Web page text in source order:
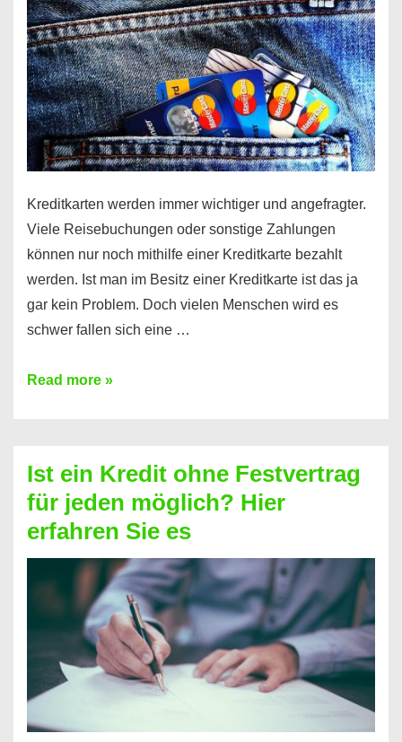
Kreditkarten werden immer wichtiger und angefragter.
Viele Reisebuchungen oder sonstige Zahlungen
können nur noch mithilfe einer Kreditkarte bezahlt
werden. Ist man im Besitz einer Kreditkarte ist das ja
gar kein Problem. Doch vielen Menschen wird es
schwer fallen sich eine …
Kreditkarte
Prepaid
ist
nicht
nur
für
Handy
möglich!
Read more »
Ist ein Kredit ohne Festvertrag
für jeden möglich? Hier
erfahren Sie es